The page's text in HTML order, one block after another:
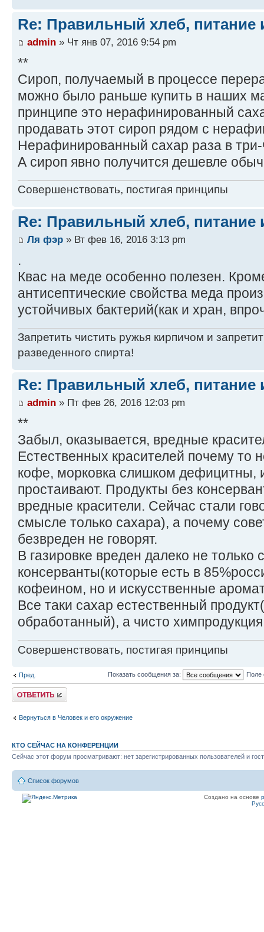
Re: Правильный хлеб, питание
admin » Чт янв 07, 2016 9:54 pm
**
Сироп, получаемый в процессе
можно было раньше купить в наших
принципе это нерафинированный
продавать этот сироп рядом с
Нерафинированный сахар раза в
А сироп явно получится дешевле
Совершенствовать, постигая принципы
Re: Правильный хлеб, питание
Ля фэр » Вт фев 16, 2016 3:13 pm
.
Квас на меде особенно полезен.
антисептические свойства меда
устойчивых бактерий(как и хран,
Запретить чистить ружья кирпичом и
разведенного спирта!
Re: Правильный хлеб, питание
admin » Пт фев 26, 2016 12:03 pm
**
Забыл, оказывается, вредные
Естественных красителей почему то
кофе, морковка слишком дефицитны,
простаивают. Продукты без
вредные красители. Сейчас стали
смысле только сахара), а почему
безвреден не говорят.
В газировке вреден далеко не только
консерванты(которые есть в
кофеином, но и искусственные
Все таки сахар естественный
обработанный), а чисто
Совершенствовать, постигая принципы
Пред. Показать сообщения за: Поле
Ответить
Вернуться в Человек и его окружение
КТО СЕЙЧАС НА КОНФЕРЕНЦИИ
Сейчас этот форум просматривают: нет зарегистрированных пользователей и
Список форумов
Создано на основе